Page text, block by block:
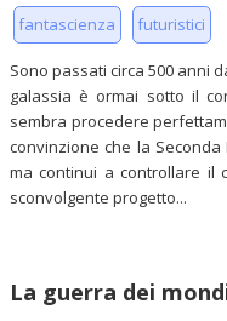
fantascienza futuristici
Sono passati circa 500 anni
galassia è ormai sotto il
sembra procedere
convinzione che la
ma continui a controllare il
sconvolgente progetto...
La guerra dei